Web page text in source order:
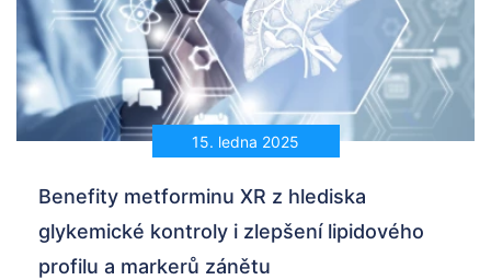
15. ledna 2025
Benefity metforminu XR z hlediska
glykemické kontroly i zlepšení lipidového
profilu a markerů zánětu